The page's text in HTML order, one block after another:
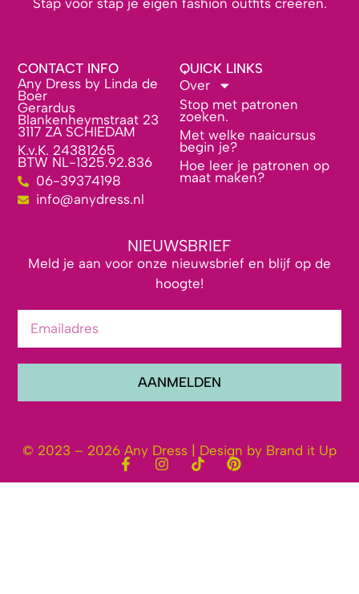
CONTACT INFO
Any Dress by Linda de
Boer
Gerardus
Blankenheymstraat 23
3117 ZA SCHIEDAM
K.v.K. 24381265
BTW NL-1325.92.836
06-39374198
info@anydress.nl
QUICK LINKS
Over
Stop met patronen
zoeken.
Met welke naaicursus
begin je?
Hoe leer je patronen op
maat maken?
NIEUWSBRIEF
Meld je aan voor onze nieuwsbrief en blijf op de
hoogte!
AANMELDEN
© 2023 – 2026 Any Dress | Design by Brand it Up